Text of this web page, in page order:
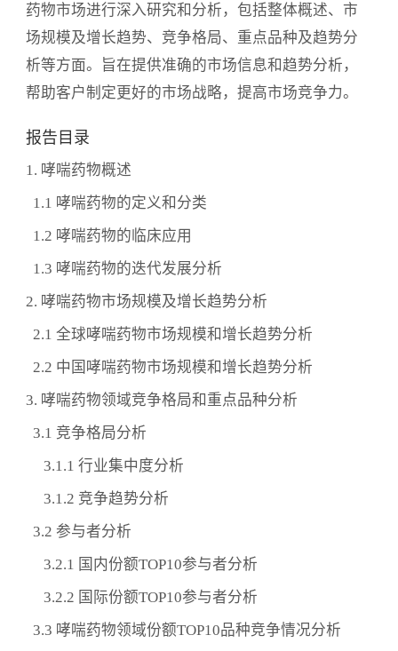
药物市场进行深入研究和分析，包括整体概述、市
场规模及增长趋势、竞争格局、重点品种及趋势分
析等方面。旨在提供准确的市场信息和趋势分析，
帮助客户制定更好的市场战略，提高市场竞争力。
报告目录
1. 哮喘药物概述
1.1 哮喘药物的定义和分类
1.2 哮喘药物的临床应用
1.3 哮喘药物的迭代发展分析
2. 哮喘药物市场规模及增长趋势分析
2.1 全球哮喘药物市场规模和增长趋势分析
2.2 中国哮喘药物市场规模和增长趋势分析
3. 哮喘药物领域竞争格局和重点品种分析
3.1 竞争格局分析
3.1.1 行业集中度分析
3.1.2 竞争趋势分析
3.2 参与者分析
3.2.1 国内份额TOP10参与者分析
3.2.2 国际份额TOP10参与者分析
3.3 哮喘药物领域份额TOP10品种竞争情况分析